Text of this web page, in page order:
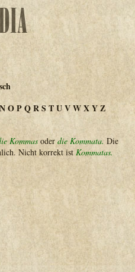
NOPQRSTUVWXYZ
Kommasoder die Kommata. Die
Nicht korrekt ist Kommatas.